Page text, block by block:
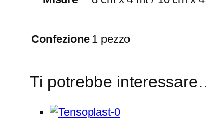
Confezione 1 pezzo
Ti potrebbe